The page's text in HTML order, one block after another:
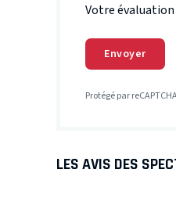
Votre évaluation
Envoyer
Protégé par
LES AVIS DES